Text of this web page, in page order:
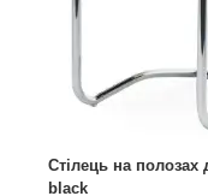
Стілець на полозах
black